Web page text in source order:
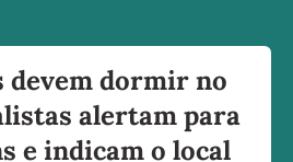
devem dormir no
alertam para
e indicam o local